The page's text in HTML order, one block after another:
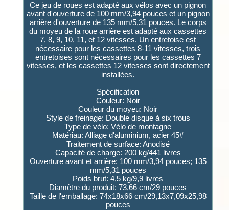
Ce jeu de roues est adapté aux vélos avec un pignon
avant d'ouverture de 100 mm/3,94 pouces et un pignon
arrière d'ouverture de 135 mm/5,31 pouces. Le corps
du moyeu de la roue arrière est adapté aux cassettes
7, 8, 9, 10, 11, et 12 vitesses. Un entretoise est
nécessaire pour les cassettes 8-11 vitesses, trois
entretoises sont nécessaires pour les cassettes 7
vitesses, et les cassettes 12 vitesses sont directement
installées.
Spécification
Couleur: Noir
Couleur du moyeu: Noir
Style de freinage: Double disque à six trous
Type de vélo: Vélo de montagne
Matériau: Alliage d'aluminium, acier 45#
Traitement de surface: Anodisé
Capacité de charge: 200 kg/441 livres
Ouverture avant et arrière: 100 mm/3,94 pouces; 135
mm/5,31 pouces
Poids brut: 4,5 kg/9,9 livres
Diamètre du produit: 73,66 cm/29 pouces
Taille de l'emballage: 74x18x66 cm/29,13x7,09x25,98
pouces